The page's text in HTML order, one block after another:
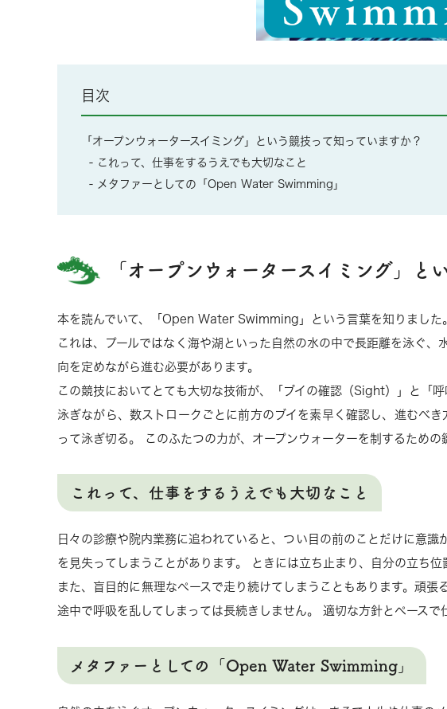
目次
「オープンウォータースイミング」という競技って知っていますか？
これって、仕事をするうえでも大切なこと
メタファーとしての「Open Water Swimming」
「オープンウォータースイミング」と
本を読んでいて、「Open Water Swimming」という言葉を知りました
これは、プールではなく海や湖といった自然の水の中で長距離を泳ぐ
向を定めながら進む必要があります。
この競技においてとても大切な技術が、「ブイの確認（Sight）」と「
泳ぎながら、数ストロークごとに前方のブイを素早く確認し、進むべ
って泳ぎ切る。 このふたつの力が、オープンウォーターを制するための
これって、仕事をするうえでも大切なこと
日々の診療や院内業務に追われていると、つい目の前のことだけに意
を見失ってしまうことがあります。 ときには立ち止まり、自分の立ち
また、盲目的に無理なペースで走り続けてしまうこともあります。頑
途中で呼吸を乱してしまっては長続きしません。 適切な方針とペース
メタファーとしての「Open Water Swimming」